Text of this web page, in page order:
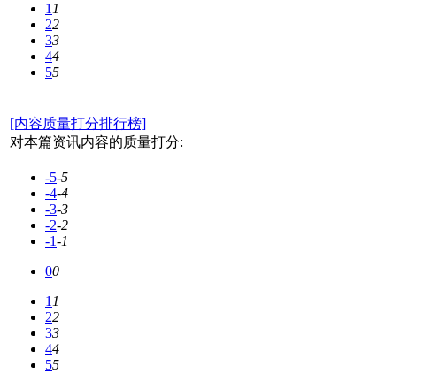
11
22
33
44
55
[内容质量打分排行榜]
对本篇资讯内容的质量打分:
-5-5
-4-4
-3-3
-2-2
-1-1
00
11
22
33
44
55